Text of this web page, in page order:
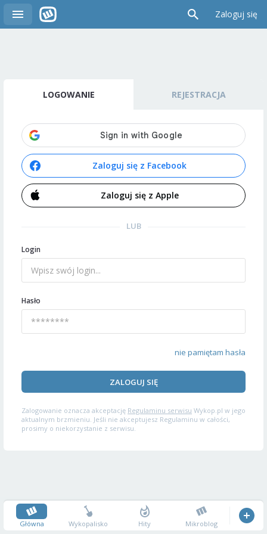
Zaloguj się
LOGOWANIE REJESTRACJA
Zaloguj się z Facebook
Zaloguj się z Apple
LUB
Login
Hasło
nie pamiętam hasła
ZALOGUJ SIĘ
Zalogowanie oznacza akceptację Regulaminu serwisu Wykop.pl w jego
aktualnym brzmieniu. Jeśli nie akceptujesz Regulaminu w całości,
prosimy o niekorzystanie z serwisu.
Główna Wykopalisko Hity Mikroblog